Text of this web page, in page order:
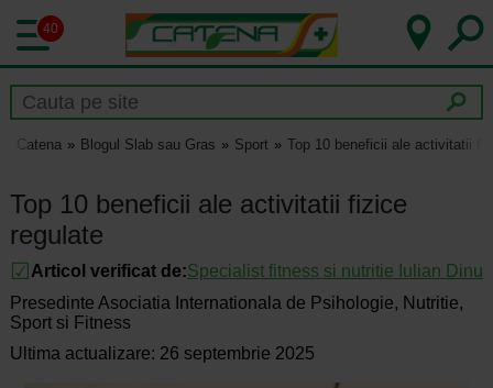
40
Catena Blogul Slab sau Gras Sport Top 10 beneficii ale activitatii
Top 10 beneficii ale activitatii fizice
regulate
Articol verificat de:Specialist fitness si nutritie Iulian Dinu
Presedinte Asociatia Internationala de Psihologie, Nutritie,
Sport si Fitness
Ultima actualizare: 26 septembrie 2025